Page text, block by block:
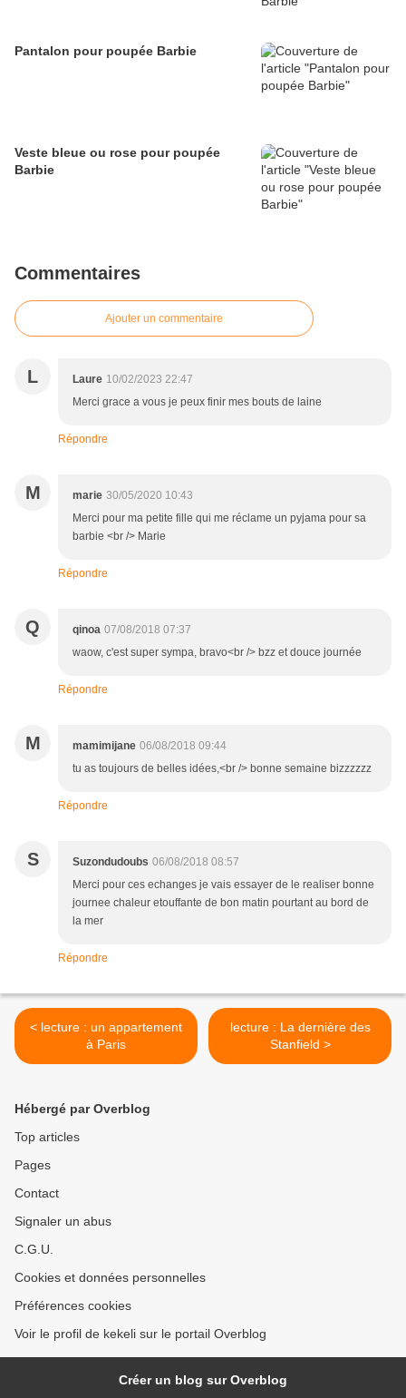
Pantalon pour poupée Barbie
Veste bleue ou rose pour poupée
Barbie
Commentaires
Ajouter un commentaire
L Laure 10/02/2023 22:47
Merci grace a vous je peux finir mes bouts de laine
Répondre
M marie 30/05/2020 10:43
Merci pour ma petite fille qui me réclame un pyjama pour sa
barbie <br /> Marie
Répondre
Q qinoa 07/08/2018 07:37
waow, c'est super sympa, bravo<br /> bzz et douce journée
Répondre
M mamimijane 06/08/2018 09:44
tu as toujours de belles idées,<br /> bonne semaine bizzzzzz
Répondre
S Suzondudoubs 06/08/2018 08:57
Merci pour ces echanges je vais essayer de le realiser bonne
journee chaleur etouffante de bon matin pourtant au bord de
la mer
Répondre
< lecture : un appartement
à Paris
lecture : La dernière des
Stanfield >
Hébergé par Overblog
Top articles
Pages
Contact
Signaler un abus
C.G.U.
Cookies et données personnelles
Préférences cookies
Voir le profil de kekeli sur le portail Overblog
Créer un blog sur Overblog